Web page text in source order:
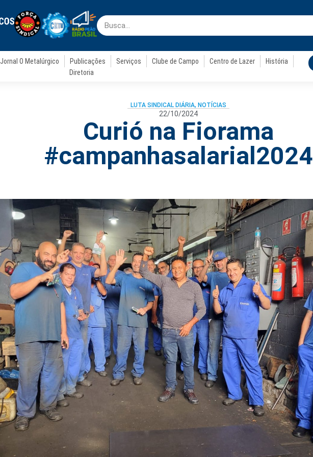
Jornal O Metalúrgico Publicações Serviços Clube de Campo Centro de Lazer
História
Diretoria
LUTA SINDICAL DIÁRIA, NOTÍCIAS
22/10/2024
Curió na Fiorama
#campanhasalarial2024